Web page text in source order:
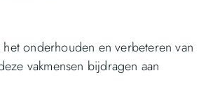
onderhouden en verbeteren van
vakmensen bijdragen aan